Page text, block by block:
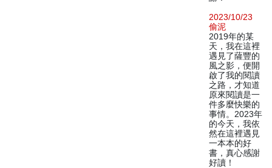
2023/10/23
偷泥
2019年的某
天，我在這裡
遇見了薩豐的
風之影，便開
啟了我的閱讀
之路，才知道
原來閱讀是一
件多麼快樂的
事情。2023年
的今天，我依
然在這裡遇見
一本本的好
書，真心感謝
好讀！